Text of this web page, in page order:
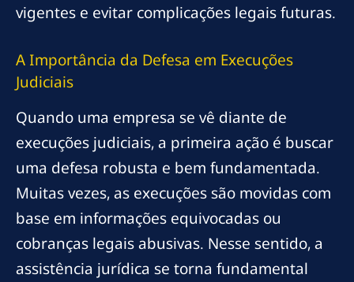
vigentes e evitar complicações legais futuras.
A Importância da Defesa em Execuções
Judiciais
Quando uma empresa se vê diante de
execuções judiciais, a primeira ação é buscar
uma defesa robusta e bem fundamentada.
Muitas vezes, as execuções são movidas com
base em informações equivocadas ou
cobranças legais abusivas. Nesse sentido, a
assistência jurídica se torna fundamental